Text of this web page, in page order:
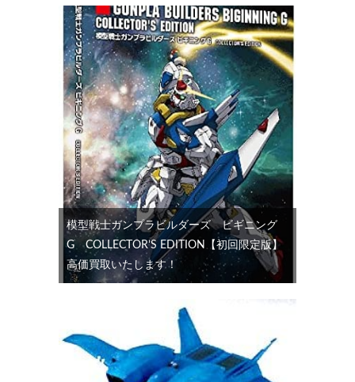
模型戦士ガンプラビルダーズ ビギニング
G COLLECTOR’S EDITION【初回限定版】
高価買取いたします！